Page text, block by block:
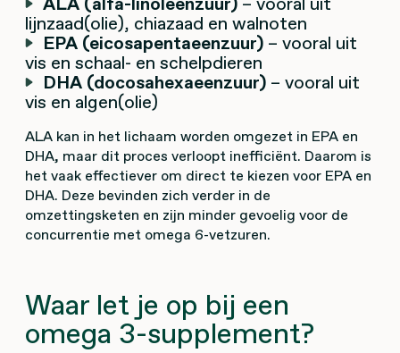
lijnzaad(olie), chiazaad en walnoten
EPA (eicosapentaeenzuur) – vooral uit
vis en schaal- en schelpdieren
DHA (docosahexaeenzuur) – vooral uit
vis en algen(olie)
ALA kan in het lichaam worden omgezet in EPA en
DHA, maar dit proces verloopt inefficiënt. Daarom is
het vaak effectiever om direct te kiezen voor EPA en
DHA. Deze bevinden zich verder in de
omzettingsketen en zijn minder gevoelig voor de
concurrentie met omega 6-vetzuren.
Waar let je op bij een
omega 3-supplement?